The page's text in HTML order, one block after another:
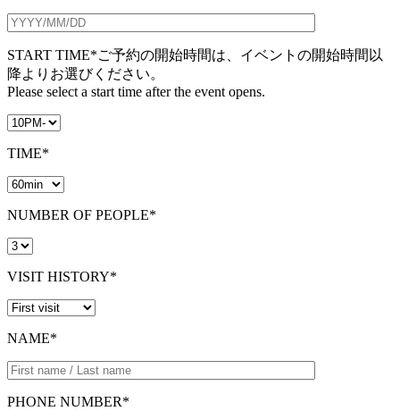
START TIME*ご予約の開始時間は、イベントの開始時間以
降よりお選びください。
Please select a start time after the event opens.
TIME*
NUMBER OF PEOPLE*
VISIT HISTORY*
NAME*
PHONE NUMBER*